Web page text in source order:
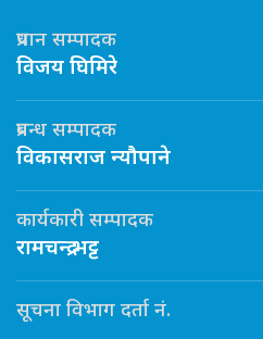
प्रधान सम्पादक
विजय घिमिरे
प्रबन्ध सम्पादक
विकासराज न्यौपाने
कार्यकारी सम्पादक
रामचन्द्र भट्ट
सूचना विभाग दर्ता नं.